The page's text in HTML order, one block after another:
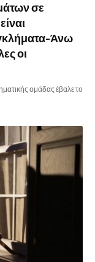
σε
Άνω
οι
ομάδας έβαλε το